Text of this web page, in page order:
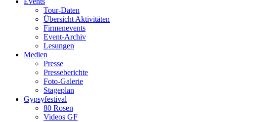
Tour-Daten
Übersicht Aktivitäten
Firmenevents
Event-Archiv
Lesungen
Medien
Presse
Presseberichte
Foto-Galerie
Stageplan
Gypsyfestival
80 Rosen
Videos GF